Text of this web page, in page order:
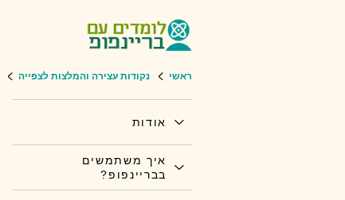
ראשי נקודות עצירה והמלצות לצפייה
אודות
איך משתמשים
בבריינפופ?